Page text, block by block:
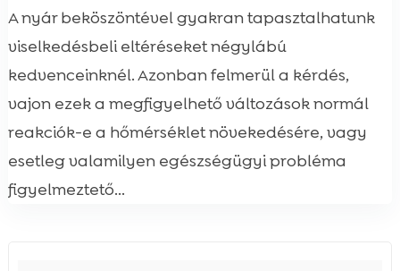
A nyár beköszöntével gyakran tapasztalhatunk
viselkedésbeli eltéréseket négylábú
kedvenceinknél. Azonban felmerül a kérdés,
vajon ezek a megfigyelhető változások normál
reakciók-e a hőmérséklet növekedésére, vagy
esetleg valamilyen egészségügyi probléma
figyelmeztető...